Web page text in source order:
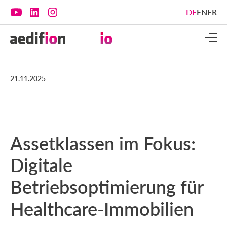
DEENFR
21.11.2025
Assetklassen im Fokus:
Digitale
Betriebsoptimierung für
Healthcare-Immobilien